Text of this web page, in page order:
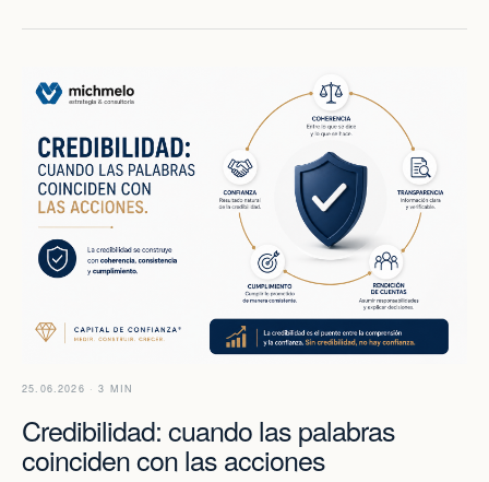
25.06.2026 · 3 MIN
Credibilidad: cuando las palabras
coinciden con las acciones